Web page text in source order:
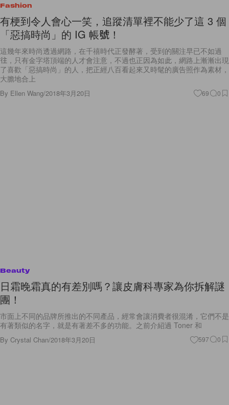
Fashion
有梗到令人會心一笑，追蹤清單裡不能少了這 3 個
「惡搞時尚」的 IG 帳號！
這幾年來時尚透過網路，在千禧時代正發酵著，受到的關注早已不如過
往，只有金字塔頂端的人才會注意，不過也正因為如此，網路上漸漸出現
了喜歡「惡搞時尚」的人，把正經八百看起來又時髦的廣告照作為素材，
大膽地合上
By Ellen Wang/2018年3月20日 69 0
Beauty
日霜晚霜真的有差別嗎？讓皮膚科專家為你拆解謎
團！
市面上不同的品牌所推出的不同產品，經常會讓消費者很混淆，它們不是
有著類似的名字，就是有著差不多的功能。之前介紹過 Toner 和
By Crystal Chan/2018年3月20日 597 0